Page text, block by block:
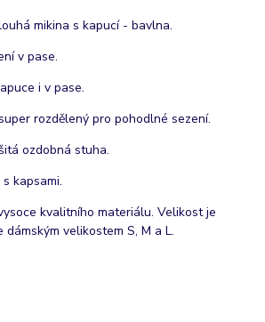
mikina s kapucí - bavlna.
v pase.
i v pase.
rozdělený pro pohodlné sezení.
ozdobná stuha.
kapsami.
kvalitního materiálu. Velikost je
velikostem S, M a L.